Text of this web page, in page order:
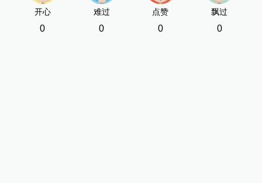
开心
0
难过
0
点赞
0
飘过
0